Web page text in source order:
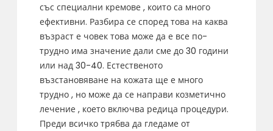
със специални кремове , които са много
ефективни. Разбира се според това на каква
възраст е човек това може да е все по-
трудно има значение дали сме до 30 години
или над 30-40. Естественото
възстановяване на кожата ще е много
трудно , но може да се направи козметично
лечение , което включва редица процедури.
Преди всичко трябва да гледаме от